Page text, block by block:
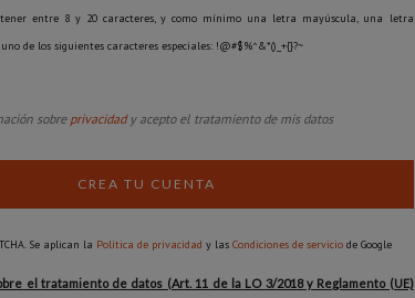
entre 8 y 20 caracteres, y como mínimo una letra mayúscula, una letra
de los siguientes caracteres especiales: !@#$%^&*()_+{}?~
sobreprivacidady acepto el tratamiento de mis datos
CREA TU CUENTA
Se aplican la Política de privacidad y las Condiciones de serviciode Google
el tratamiento de datos (Art. 11 de la LO 3/2018 y Reglamento (UE)